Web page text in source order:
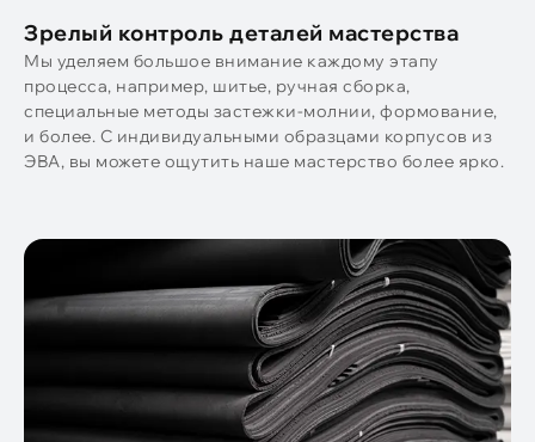
Зрелый контроль деталей мастерства
Мы уделяем большое внимание каждому этапу
процесса, например, шитье, ручная сборка,
специальные методы застежки-молнии, формование,
и более. С индивидуальными образцами корпусов из
ЭВА, вы можете ощутить наше мастерство более ярко.